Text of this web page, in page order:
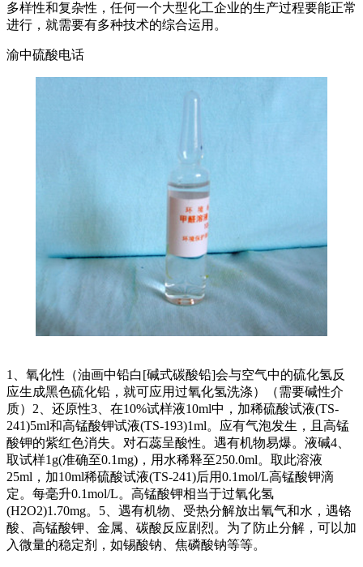
多样性和复杂性，任何一个大型化工企业的生产过程要能正常
进行，就需要有多种技术的综合运用。
渝中硫酸电话
1、氧化性（油画中铅白[碱式碳酸铅]会与空气中的硫化氢反
应生成黑色硫化铅，就可应用过氧化氢洗涤）（需要碱性介
质）2、还原性3、在10%试样液10ml中，加稀硫酸试液(TS-
241)5ml和高锰酸钾试液(TS-193)1ml。应有气泡发生，且高锰
酸钾的紫红色消失。对石蕊呈酸性。遇有机物易爆。液碱4、
取试样1g(准确至0.1mg)，用水稀释至250.0ml。取此溶液
25ml，加10ml稀硫酸试液(TS-241)后用0.1mol/L高锰酸钾滴
定。每毫升0.1mol/L。高锰酸钾相当于过氧化氢
(H2O2)1.70mg。5、遇有机物、受热分解放出氧气和水，遇铬
酸、高锰酸钾、金属、碳酸反应剧烈。为了防止分解，可以加
入微量的稳定剂，如锡酸钠、焦磷酸钠等等。